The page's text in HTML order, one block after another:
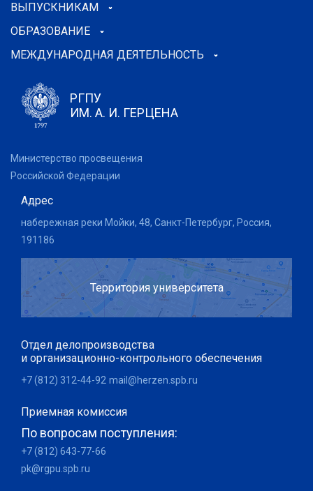
ВЫПУСКНИКАМ
ОБРАЗОВАНИЕ
МЕЖДУНАРОДНАЯ ДЕЯТЕЛЬНОСТЬ
РГПУ
ИМ. А. И. ГЕРЦЕНА
Министерство просвещения
Российской Федерации
Адрес
набережная реки Мойки, 48, Санкт-Петербург, Россия,
191186
Территория университета
Отдел делопроизводства
и организационно-контрольного обеспечения
+7 (812) 312-44-92 mail@herzen.spb.ru
Приемная комиссия
По вопросам поступления:
+7 (812) 643-77-66
pk@rgpu.spb.ru